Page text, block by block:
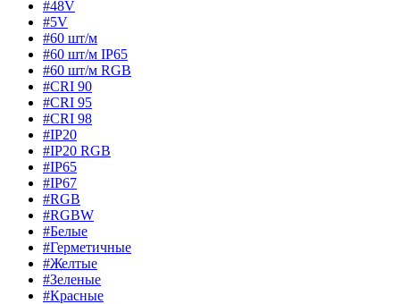
#48V
#5V
#60 шт/м
#60 шт/м IP65
#60 шт/м RGB
#CRI 90
#CRI 95
#CRI 98
#IP20
#IP20 RGB
#IP65
#IP67
#RGB
#RGBW
#Белые
#Герметичные
#Желтые
#Зеленые
#Красные